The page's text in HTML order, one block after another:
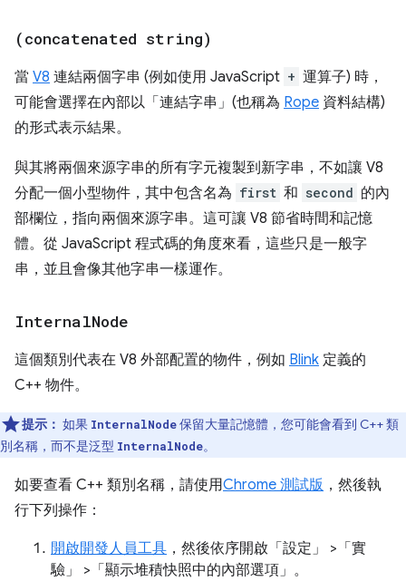
(concatenated string)
當 V8 連結兩個字串 (例如使用 JavaScript + 運算子) 時，
可能會選擇在內部以「連結字串」(也稱為 Rope 資料結構)
的形式表示結果。
與其將兩個來源字串的所有字元複製到新字串，不如讓 V8
分配一個小型物件，其中包含名為 first 和 second 的內
部欄位，指向兩個來源字串。這可讓 V8 節省時間和記憶
體。從 JavaScript 程式碼的角度來看，這些只是一般字
串，並且會像其他字串一樣運作。
InternalNode
這個類別代表在 V8 外部配置的物件，例如 Blink 定義的
C++ 物件。
提示： 如果 InternalNode保留大量記憶體，您可能會看到 C++ 類
別名稱，而不是泛型 InternalNode。
如要查看 C++ 類別名稱，請使用Chrome 測試版 ，然後執
行下列操作：
開啟開發人員工具 ，然後依序開啟「設定」
>「實
驗」
>「顯示堆積快照中的內部選項」 。